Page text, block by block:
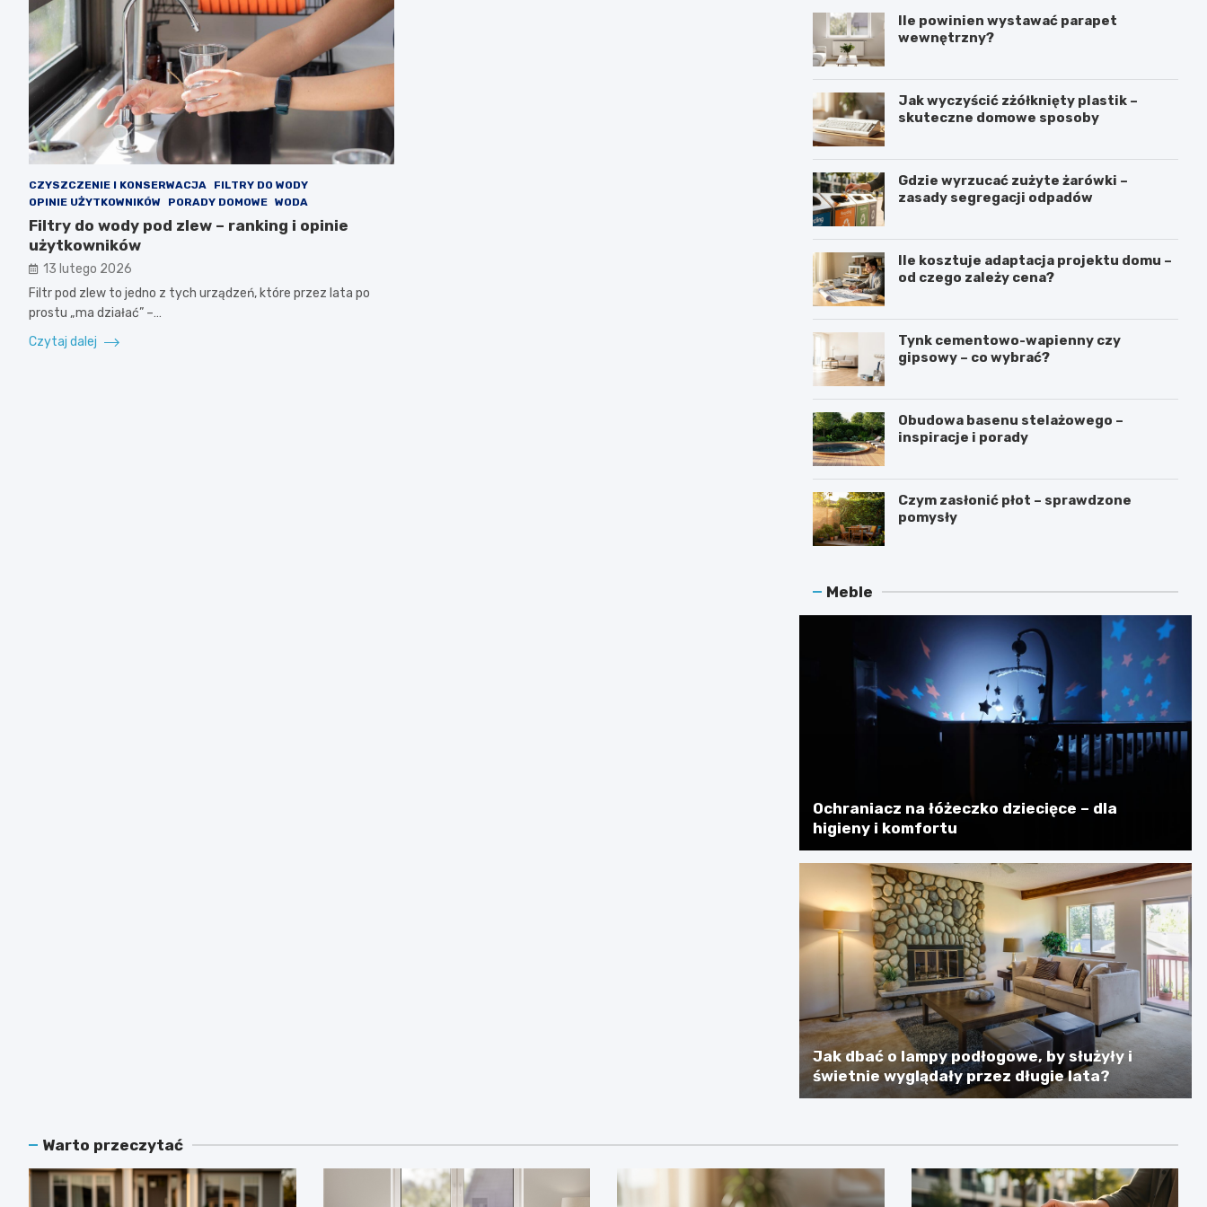
CZYSZCZENIE I KONSERWACJA
FILTRY DO WODY
OPINIE UŻYTKOWNIKÓW
PORADY DOMOWE WODA
Filtry do wody pod zlew – ranking i opinie
użytkowników
13 lutego 2026
Filtr pod zlew to jedno z tych urządzeń, które przez lata po
prostu „ma działać” –…
Czytaj dalej
Ile powinien wystawać parapet
wewnętrzny?
Jak wyczyścić zżółknięty plastik –
skuteczne domowe sposoby
Gdzie wyrzucać zużyte żarówki –
zasady segregacji odpadów
Ile kosztuje adaptacja projektu domu –
od czego zależy cena?
Tynk cementowo-wapienny czy
gipsowy – co wybrać?
Obudowa basenu stelażowego –
inspiracje i porady
Czym zasłonić płot – sprawdzone
pomysły
Meble
Ochraniacz na łóżeczko dziecięce – dla
higieny i komfortu
Jak dbać o lampy podłogowe, by służyły i
świetnie wyglądały przez długie lata?
Warto przeczytać